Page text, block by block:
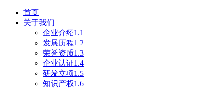
首页
关于我们
企业介绍1.1
发展历程1.2
荣誉资质1.3
企业认证1.4
研发立项1.5
知识产权1.6